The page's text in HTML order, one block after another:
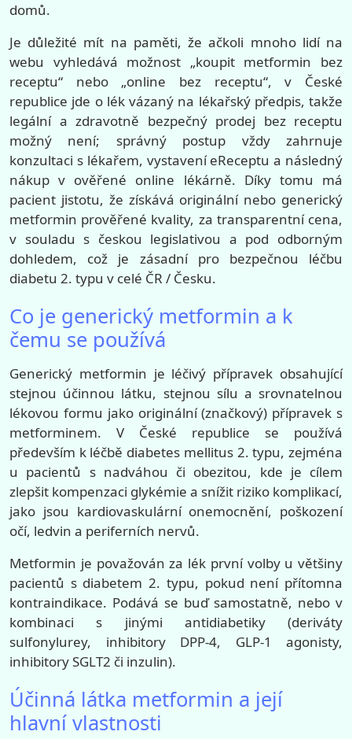
domů.
Je důležité mít na paměti, že ačkoli mnoho lidí na
webu vyhledává možnost „koupit metformin bez
receptu“ nebo „online bez receptu“, v České
republice jde o lék vázaný na lékařský předpis, takže
legální a zdravotně bezpečný prodej bez receptu
možný není; správný postup vždy zahrnuje
konzultaci s lékařem, vystavení eReceptu a následný
nákup v ověřené online lékárně. Díky tomu má
pacient jistotu, že získává originální nebo generický
metformin prověřené kvality, za transparentní cena,
v souladu s českou legislativou a pod odborným
dohledem, což je zásadní pro bezpečnou léčbu
diabetu 2. typu v celé ČR / Česku.
Co je generický metformin a k
čemu se používá
Generický metformin je léčivý přípravek obsahující
stejnou účinnou látku, stejnou sílu a srovnatelnou
lékovou formu jako originální (značkový) přípravek s
metforminem. V České republice se používá
především k léčbě diabetes mellitus 2. typu, zejména
u pacientů s nadváhou či obezitou, kde je cílem
zlepšit kompenzaci glykémie a snížit riziko komplikací,
jako jsou kardiovaskulární onemocnění, poškození
očí, ledvin a periferních nervů.
Metformin je považován za lék první volby u většiny
pacientů s diabetem 2. typu, pokud není přítomna
kontraindikace. Podává se buď samostatně, nebo v
kombinaci s jinými antidiabetiky (deriváty
sulfonylurey, inhibitory DPP-4, GLP-1 agonisty,
inhibitory SGLT2 či inzulin).
Účinná látka metformin a její
hlavní vlastnosti